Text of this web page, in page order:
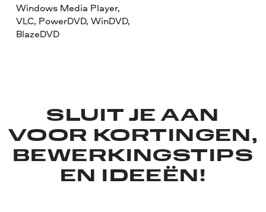
Windows Media Player,
VLC, PowerDVD, WinDVD,
BlazeDVD
SLUIT JE AAN
VOOR KORTINGEN,
BEWERKINGSTIPS
EN IDEEËN!